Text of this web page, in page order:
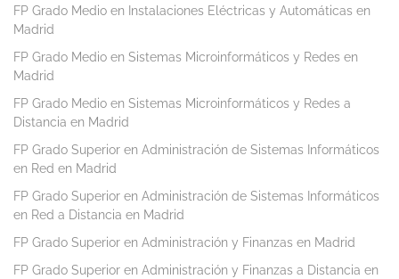
FP Grado Medio en Instalaciones Eléctricas y Automáticas en
Madrid
FP Grado Medio en Sistemas Microinformáticos y Redes en
Madrid
FP Grado Medio en Sistemas Microinformáticos y Redes a
Distancia en Madrid
FP Grado Superior en Administración de Sistemas Informáticos
en Red en Madrid
FP Grado Superior en Administración de Sistemas Informáticos
en Red a Distancia en Madrid
FP Grado Superior en Administración y Finanzas en Madrid
FP Grado Superior en Administración y Finanzas a Distancia en